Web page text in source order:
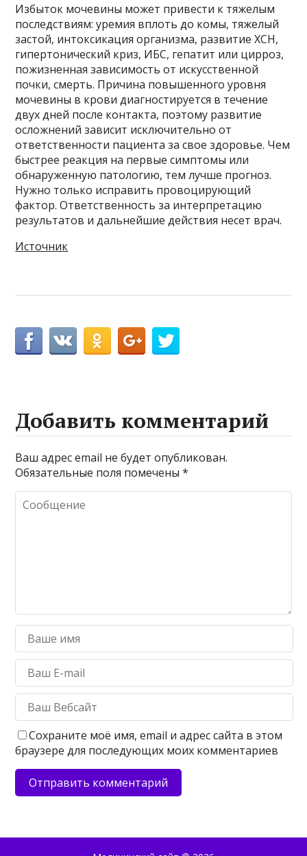
Избыток мочевины может привести к тяжелым
последствиям: уремия вплоть до комы, тяжелый
застой, интоксикация организма, развитие ХСН,
гипертонический криз, ИБС, гепатит или цирроз,
пожизненная зависимость от искусственной
почки, смерть. Причина повышенного уровня
мочевины в крови диагностируется в течение
двух дней после контакта, поэтому развитие
осложнений зависит исключительно от
ответственности пациента за свое здоровье. Чем
быстрее реакция на первые симптомы или
обнаруженную патологию, тем лучше прогноз.
Нужно только исправить провоцирующий
фактор. Ответственность за интерпретацию
результатов и дальнейшие действия несет врач.
Источник
Добавить комментарий
Ваш адрес email не будет опубликован.
Обязательные поля помечены*
Сохраните моё имя, email и адрес сайта в этом
браузере для последующих моих комментариев